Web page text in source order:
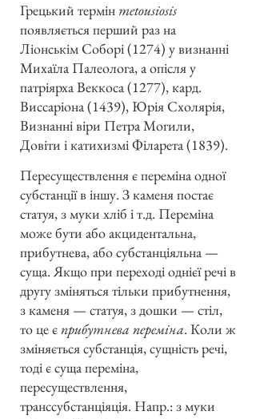
Грецький термін metousiosis
появляється перший раз на
Ліонськім Соборі (1274) у визнанні
Михаїла Палеолога, а опісля у
патріярха Веккоса (1277), кард.
Виссаріона (1439), Юрія Схолярія,
Визнанні віри Петра Могили,
Довіти і катихизмі Філарета (1839).
Пересуществлення є переміна одної
субстанції в іншу. З каменя постає
статуя, з муки хліб і т.д. Переміна
може бути або акцидентальна,
прибутнева, або субстанціяльна —
суща. Якщо при переході однієї речі в
другу зміняться тільки прибутнення,
з каменя — статуя, з дошки — стіл,
то це єприбутнева переміна. Коли ж
зміняється субстанція, сущність речі,
тоді є суща переміна,
пересуществлення,
транссубстанціяція. Напр.: з муки